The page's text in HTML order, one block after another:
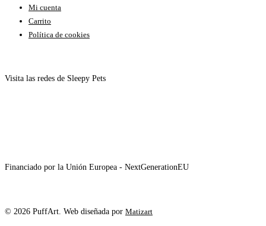
Mi cuenta
Carrito
Política de cookies
Visita las redes de Sleepy Pets
Financiado por la Unión Europea - NextGenerationEU
© 2026 PuffArt. Web diseñada por Matizart